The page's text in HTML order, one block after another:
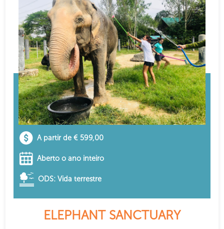
A partir de € 599,00
Aberto o ano inteiro
ODS: Vida terrestre
ELEPHANT SANCTUARY